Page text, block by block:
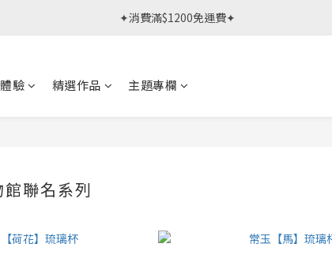
春日限定體驗課 >> 作伙來預約.ᐟ‪‪.ᐟ
✦消費滿$1200免運費✦
驗 精選作品 主題專欄
聯名系列